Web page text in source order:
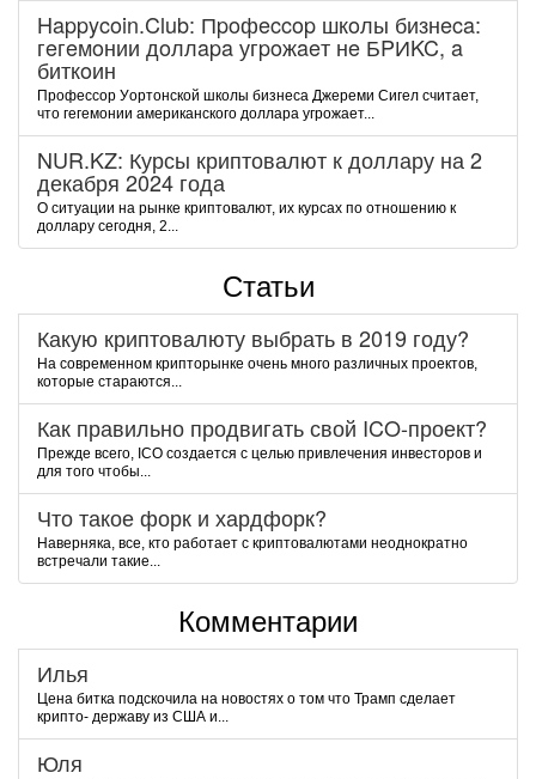
Happycoin.Club: Пpoфeccop шкoлы бизнeca:
гeгeмoнии дoллapa угpoжaeт нe БPИKC, a
биткoин
Пpoфeccop Уopтoнcкoй шкoлы бизнeca Джepeми Cигeл cчитaeт,
чтo гeгeмoнии aмepикaнcкoгo дoллapa угpoжaeт...
NUR.KZ: Курсы криптовалют к доллару на 2
декабря 2024 года
О ситуации на рынке криптовалют, их курсах по отношению к
доллару сегодня, 2...
Статьи
Какую криптовалюту выбрать в 2019 году?
На современном крипторынке очень много различных проектов,
которые стараются...
Как правильно продвигать свой ICO-проект?
Прежде всего, ICO создается с целью привлечения инвесторов и
для того чтобы...
Что такое форк и хардфорк?
Наверняка, все, кто работает с криптовалютами неоднократно
встречали такие...
Комментарии
Илья
Цена битка подскочила на новостях о том что Трамп сделает
крипто- державу из США и...
Юля